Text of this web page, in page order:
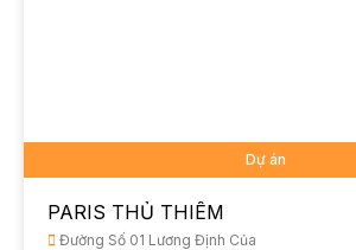
Dự án
PARIS THỦ THIÊM
Đường Số 01 Lương Định Của